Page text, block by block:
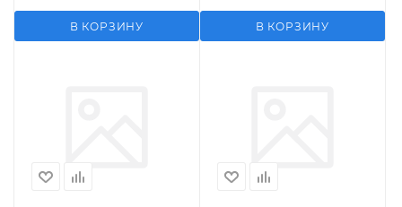
В КОРЗИНУ В КОРЗИНУ